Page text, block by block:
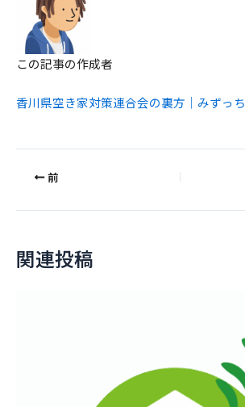
この記事の作成者
香川県空き家対策連合会の裏方｜みずっち
前
関連投稿